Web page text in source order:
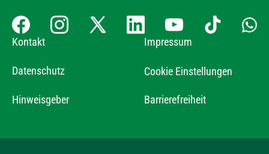
Kontakt Impressum
Datenschutz Cookie Einstellungen
Hinweisgeber Barrierefreiheit